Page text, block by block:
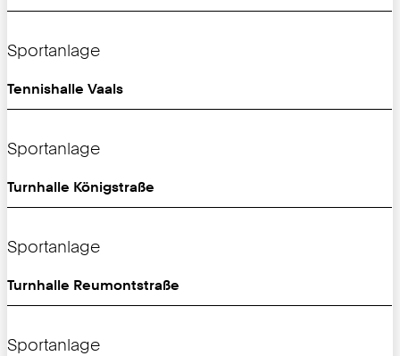
Sportanlage
Tennishalle Vaals
Sportanlage
Turnhalle Königstraße
Sportanlage
Turnhalle Reumontstraße
Sportanlage